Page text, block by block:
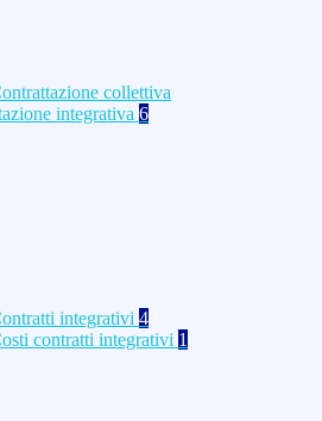
collettiva
integrativa 6
integrativi 4
contratti integrativi 1